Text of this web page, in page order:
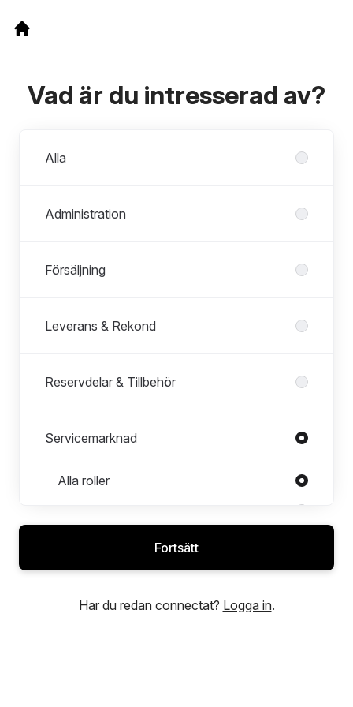
Vad är du intresserad av?
Alla
Administration
Försäljning
Leverans & Rekond
Reservdelar & Tillbehör
Servicemarknad
Roller i Servicemarknad
Alla roller
Garantihandläggare
Servicechef
Servicerådgivare
Fortsätt
Har du redan connectat? Logga in.